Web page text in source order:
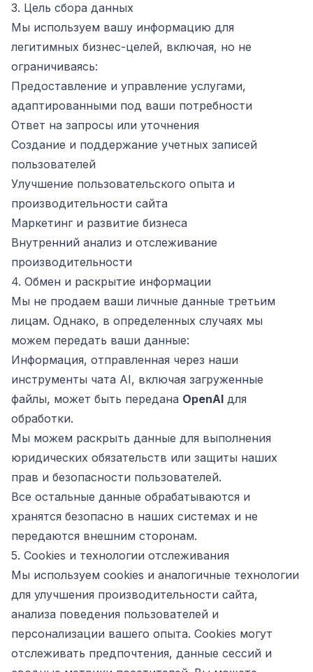
3. Цель сбора данных
Мы используем вашу информацию для
легитимных бизнес-целей, включая, но не
ограничиваясь:
Предоставление и управление услугами,
адаптированными под ваши потребности
Ответ на запросы или уточнения
Создание и поддержание учетных записей
пользователей
Улучшение пользовательского опыта и
производительности сайта
Маркетинг и развитие бизнеса
Внутренний анализ и отслеживание
производительности
4. Обмен и раскрытие информации
Мы не продаем ваши личные данные третьим
лицам. Однако, в определенных случаях мы
можем передать ваши данные:
Информация, отправленная через наши
инструменты чата AI, включая загруженные
файлы, может быть передана OpenAI для
обработки.
Мы можем раскрыть данные для выполнения
юридических обязательств или защиты наших
прав и безопасности пользователей.
Все остальные данные обрабатываются и
хранятся безопасно в наших системах и не
передаются внешним сторонам.
5. Cookies и технологии отслеживания
Мы используем cookies и аналогичные технологии
для улучшения производительности сайта,
анализа поведения пользователей и
персонализации вашего опыта. Cookies могут
отслеживать предпочтения, данные сессий и